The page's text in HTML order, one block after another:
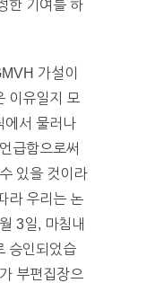
한 기여를 하
가설이
이유일지 모
에서 물러나
급함으로써
있을 것이라
라 우리는 논
3일, 마침내
승인되었습
부편집장으